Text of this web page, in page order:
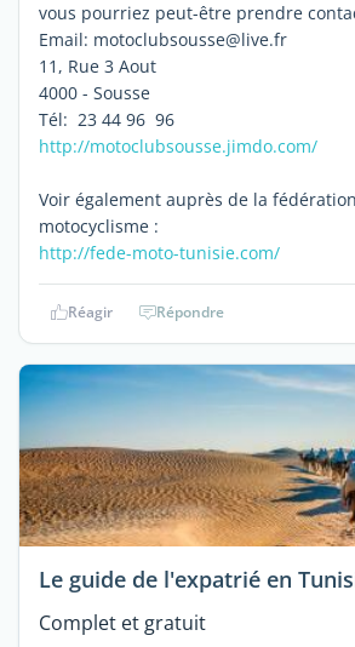
vous pourriez peut-être prendre
Email: motoclubsousse@live.fr
11, Rue 3 Aout
4000 - Sousse
Tél: 23 44 96 96
http://motoclubsousse.jimdo.com/
Voir également auprès de la
motocyclisme :
http://fede-moto-tunisie.com/
Réagir Répondre
Le guide de l'expatrié en
Complet et gratuit